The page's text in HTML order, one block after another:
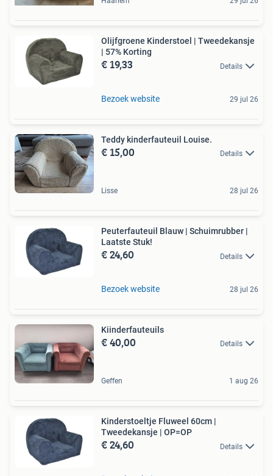
Olijfgroene Kinderstoel | Tweedekansje
| 57% Korting
€ 19,33 Details
Bezoek website 29 jul 26
Teddy kinderfauteuil Louise.
€ 15,00 Details
Lisse 28 jul 26
Peuterfauteuil Blauw | Schuimrubber |
Laatste Stuk!
€ 24,60 Details
Bezoek website 28 jul 26
Kiinderfauteuils
€ 40,00 Details
Geffen 1 aug 26
Kinderstoeltje Fluweel 60cm |
Tweedekansje | OP=OP
€ 24,60 Details